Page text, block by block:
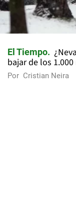
El Tiempo
bajar de los
Por Cristian Neira